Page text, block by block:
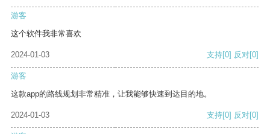
游客
这个软件我非常喜欢
2024-01-03 支持[0] 反对[0]
游客
这款app的路线规划非常精准，让我能够快速到达目的地。
2024-01-03 支持[0] 反对[0]